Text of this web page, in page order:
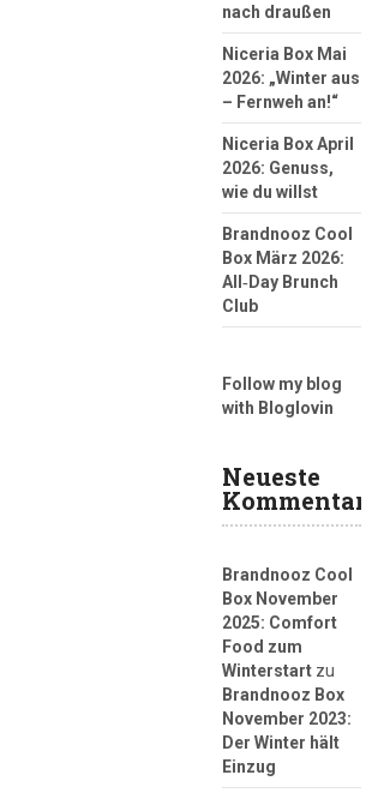
nach draußen
Niceria Box Mai
2026: „Winter aus
– Fernweh an!“
Niceria Box April
2026: Genuss,
wie du willst
Brandnooz Cool
Box März 2026:
All‑Day Brunch
Club
Follow my blog
with Bloglovin
Neueste
Brandnooz Cool
Box November
2025: Comfort
Food zum
Winterstartzu
Brandnooz Box
November 2023:
Der Winter hält
Einzug